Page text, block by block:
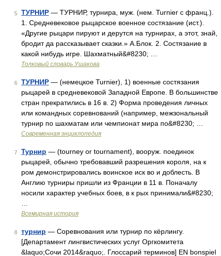
5 ТУРНИР — ТУРНИР, турнира, муж. (нем. Turnier с франц.).
1. Средневековое рыцарское военное состязание (ист.).
«Другие рыцари пируют и дерутся на турнирах, а этот, знай,
бродит да рассказывает сказки.» А.Блок. 2. Состязание в
какой нибудь игре. Шахматный&#8230; …
Толковый словарь Ушакова
6 ТУРНИР — (немецкое Turnier), 1) военные состязания
рыцарей в средневековой Западной Европе. В большинстве
стран прекратились в 16 в. 2) Форма проведения личных
или командных соревнований (например, межзональный
турнир по шахматам или чемпионат мира по&#8230; …
Современная энциклопедия
7 Турнир — (tourney or tournament), вооруж. поединок
рыцарей, обычно требовавший разрешения короля, на к
ром демонстрировались воинское иск во и доблесть. В
Англию турниры пришли из Франции в 11 в. Поначалу
носили характер учебных боев, в к рых принимали&#8230;
Всемирная история
8 турнир — Соревнования или турнир по кёрлингу.
[Департамент лингвистических услуг Оргкомитета
&laquo;Сочи 2014&raquo;. Глоссарий терминов] EN bonspiel